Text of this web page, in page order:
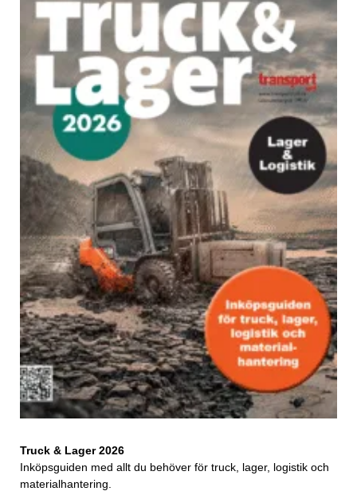
Truck & Lager 2026
Inköpsguiden med allt du behöver för truck, lager, logistik och
materialhantering.